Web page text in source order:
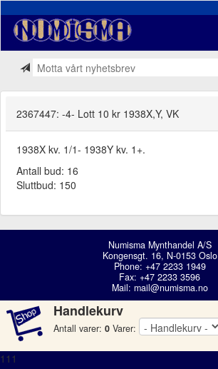
2367447: -4- Lott 10 kr 1938X,Y, VK
1938X kv. 1/1- 1938Y kv. 1+.
Antall bud: 16
Sluttbud: 150
Numisma Mynthandel A/S
Kongensgt. 16, N-0153 Oslo
Phone: +47 2233 1949
Fax: +47 2233 3596
Mail: mail@numisma.no
Handlekurv
Antall varer: 0 Varer:
111